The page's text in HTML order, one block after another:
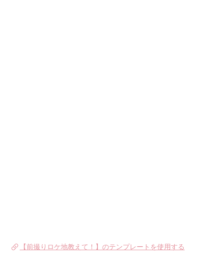
【前撮りロケ地教えて！】のテンプレートを使用する